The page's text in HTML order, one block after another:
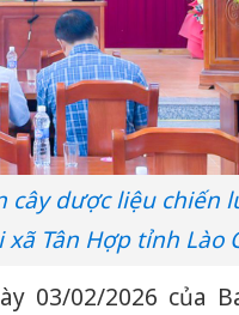
dược liệu chiến
Tân Hợp tỉnh Lào
03/02/2026 của